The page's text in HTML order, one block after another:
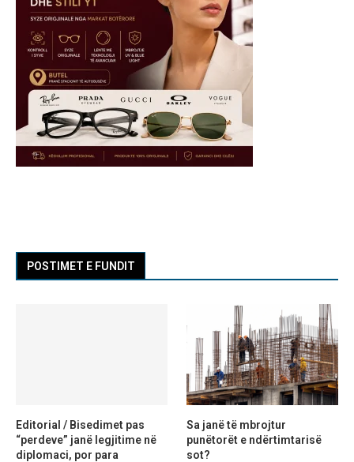
POSTIMET E FUNDIT
Editorial / Bisedimet pas
“perdeve” janë legjitime në
diplomaci, por para
Sa janë të mbrojtur
punëtorët e ndërtimtarisë
sot?